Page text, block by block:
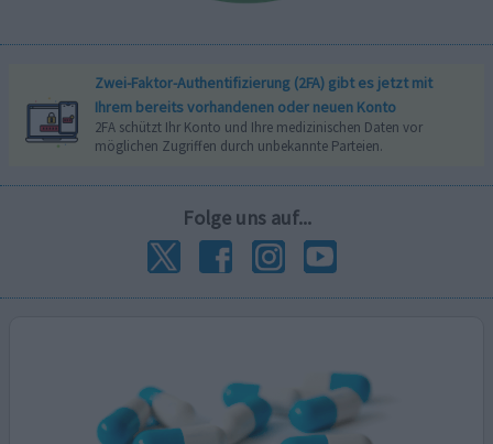
Zwei-Faktor-Authentifizierung (2FA) gibt es jetzt mit
Ihrem bereits vorhandenen oder neuen Konto
2FA schützt Ihr Konto und Ihre medizinischen Daten vor
möglichen Zugriffen durch unbekannte Parteien.
Folge uns auf...